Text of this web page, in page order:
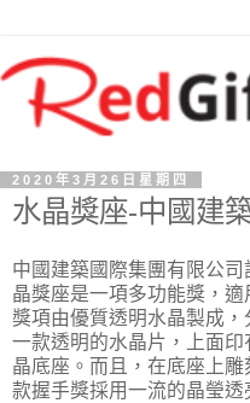
2020年3月26日星期四
水晶獎座-中國建
中國建築國際集團有限公司
晶獎座是一項多功能獎，
獎項由優質透明水晶製成
一款透明的水晶片，上面
晶底座。而且，在底座上
款握手獎採用一流的晶瑩